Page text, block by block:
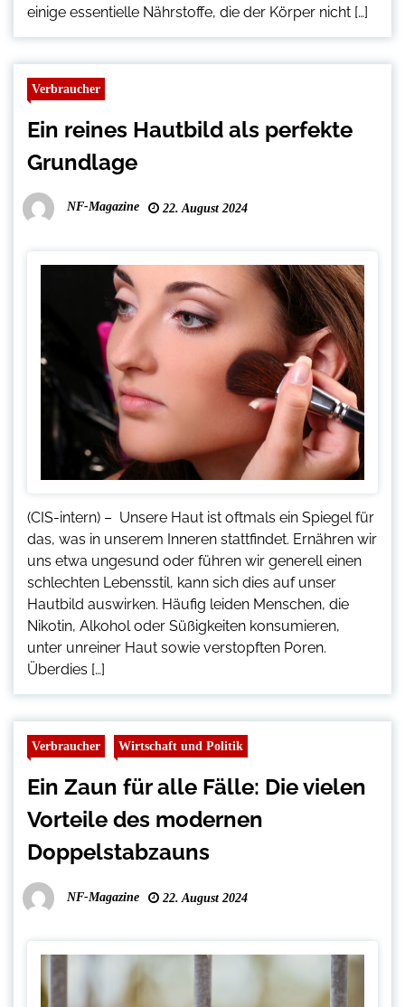
einige essentielle Nährstoffe, die der Körper nicht […]
Verbraucher
Ein reines Hautbild als perfekte
Grundlage
NF-Magazine 22. August 2024
(CIS-intern) – Unsere Haut ist oftmals ein Spiegel für
das, was in unserem Inneren stattfindet. Ernähren wir
uns etwa ungesund oder führen wir generell einen
schlechten Lebensstil, kann sich dies auf unser
Hautbild auswirken. Häufig leiden Menschen, die
Nikotin, Alkohol oder Süßigkeiten konsumieren,
unter unreiner Haut sowie verstopften Poren.
Überdies […]
Verbraucher Wirtschaft und Politik
Ein Zaun für alle Fälle: Die vielen
Vorteile des modernen
Doppelstabzauns
NF-Magazine 22. August 2024